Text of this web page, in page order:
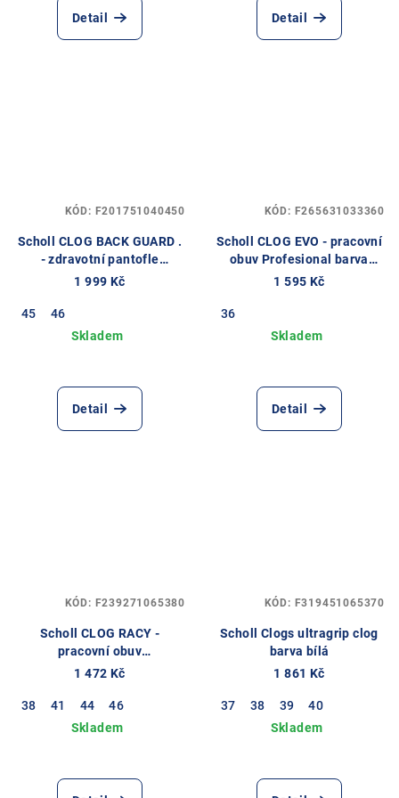
Detail Detail
Scholl CLOG BACK GUARD .
- zdravotní pantofle
PROFESIONAL barva
1 999 Kč
45 46
Detail
KÓD: F201751040450
Scholl CLOG EVO - pracovní
obuv Profesional barva
fialová
1 595 Kč
36
Detail
KÓD: F265631033360
Scholl CLOG RACY -
pracovní obuv
PROFESIONAL barva bílá
1 472 Kč
38 41 44 46
KÓD: F239271065380
Scholl Clogs ultragrip clog
barva bílá
1 861 Kč
37 38 39 40
KÓD: F319451065370